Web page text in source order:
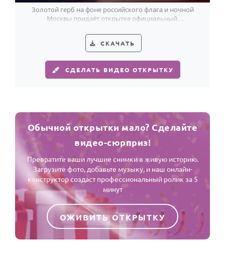
Золотой герб на фоне российского флага и ночной
Москвы придаёт открытке официальный,
СКАЧАТЬ
СДЕЛАТЬ ВИДЕО ОТКРЫТКУ
Обычной открытки мало? Сделайте
видео-сюрприз!
Превратите ваши лучшие снимки в живую историю.
Загрузите фото, добавьте музыку, и наш онлайн-
конструктор создаст профессиональный ролик за 5
минут
ОЖИВИТЬ ОТКРЫТКУ